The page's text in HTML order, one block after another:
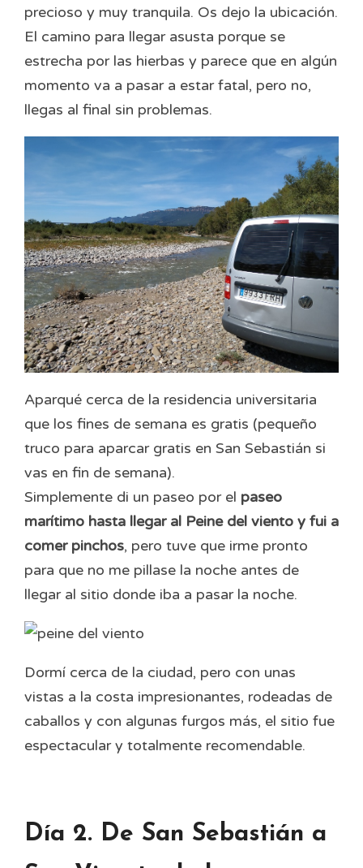
precioso y muy tranquila. Os dejo la ubicación.
El camino para llegar asusta porque se
estrecha por las hierbas y parece que en algún
momento va a pasar a estar fatal, pero no,
llegas al final sin problemas.
Aparqué cerca de la residencia universitaria
que los fines de semana es gratis (pequeño
truco para aparcar gratis en San Sebastián si
vas en fin de semana).
Simplemente di un paseo por el paseo
marítimo hasta llegar al Peine del viento y fui a
comer pinchos, pero tuve que irme pronto
para que no me pillase la noche antes de
llegar al sitio donde iba a pasar la noche.
Dormí cerca de la ciudad, pero con unas
vistas a la costa impresionantes, rodeadas de
caballos y con algunas furgos más, el sitio fue
espectacular y totalmente recomendable.
Día 2. De San Sebastián a